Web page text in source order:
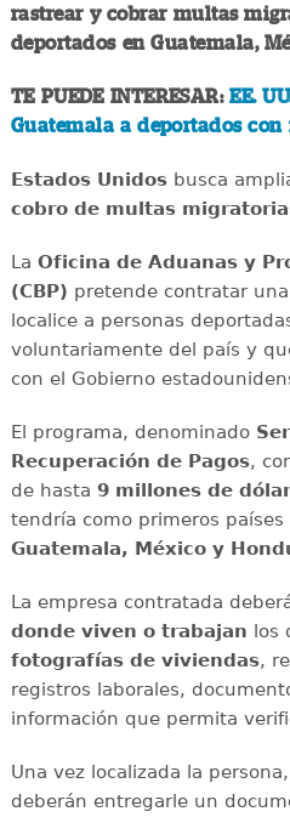
rastrear y cobrar multas
deportados en Guatemala,
TE PUEDE INTERESAR:EE.
Guatemala a deportados
Estados Unidosbusca
cobro de multas
La Oficina de Aduanas y
(CBP) pretende contratar
localice a personas
voluntariamente del país y
con el Gobierno
El programa, denominado
Recuperación de Pagos,
de hasta 9 millones de
tendría como primeros países
Guatemala, México y
La empresa contratada
donde viven o trabajan los
fotografías de viviendas,
registros laborales,
información que permita
Una vez localizada la
deberán entregarle un